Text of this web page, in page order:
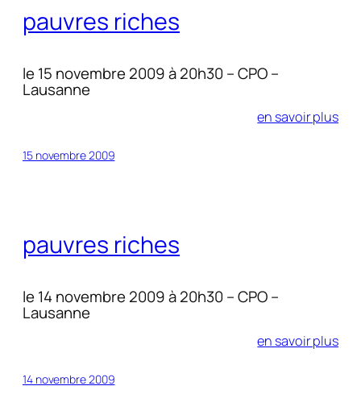
pauvres riches
le 15 novembre 2009 à 20h30 – CPO –
Lausanne
en savoir plus
15 novembre 2009
pauvres riches
le 14 novembre 2009 à 20h30 – CPO –
Lausanne
en savoir plus
14 novembre 2009